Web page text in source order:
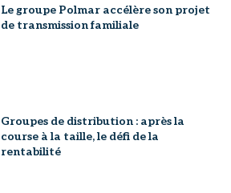
Le groupe Polmar accélère son projet
de transmission familiale
Groupes de distribution : après la
course à la taille, le défi de la
rentabilité